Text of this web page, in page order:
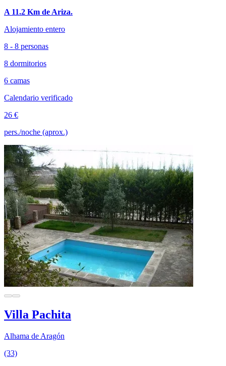
A 11.2 Km de Ariza.
Alojamiento entero
8 - 8 personas
8 dormitorios
6 camas
Calendario verificado
26 €
pers./noche (aprox.)
Villa Pachita
Alhama de Aragón
(33)